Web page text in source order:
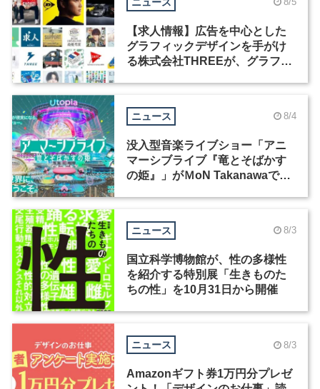
【求人情報】広告を中心とした
グラフィックデザインを手がけ
る株式会社THREEが、グラフィ
ニュース 8/4
没入型音楽ライブショー「アニ
マーシブライブ『竜とそばかす
の姫』」がＭoN Takanawaで開
ニュース 8/3
国立科学博物館が、性の多様性
を紹介する特別展「生きものた
ちの性」を10月31日から開催
ニュース 8/3
Amazonギフト券1万円分プレゼ